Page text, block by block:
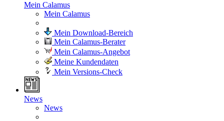
Mein Calamus
Mein Calamus
Mein Download-Bereich
Mein Calamus-Berater
Mein Calamus-Angebot
Meine Kundendaten
Mein Versions-Check
News
News